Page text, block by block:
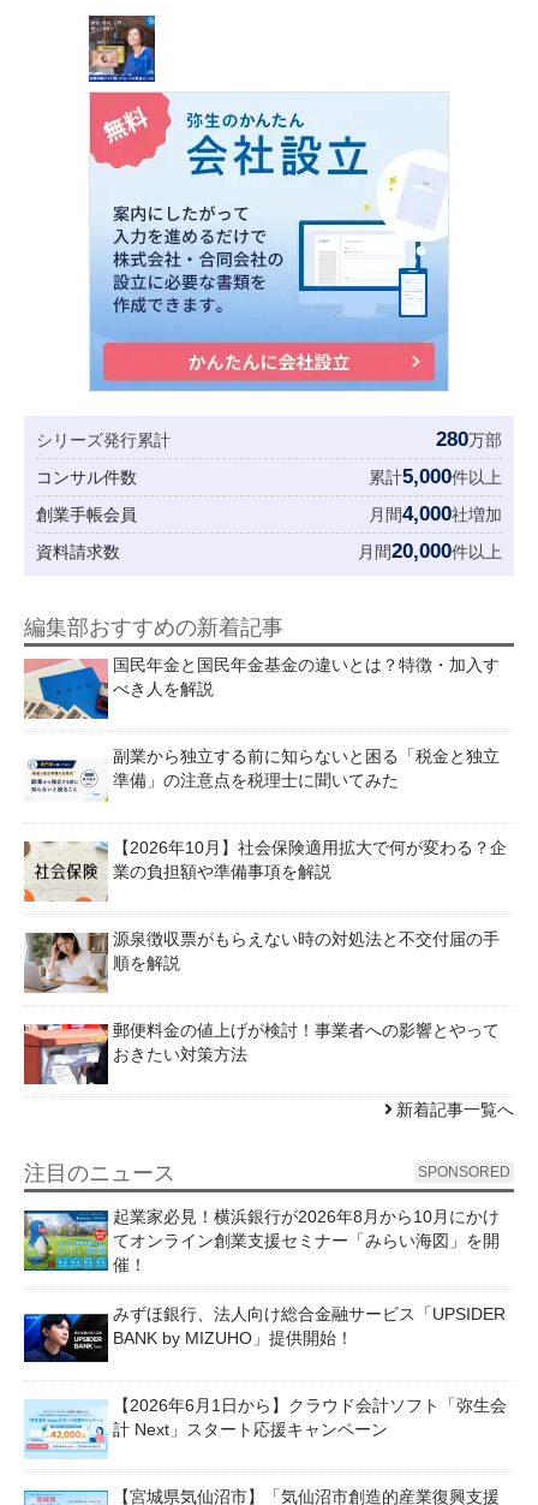
シリーズ発行累計 280万部
コンサル件数
累計5,000件以上
創業手帳会員
月間4,000社増加
資料請求数
月間20,000件以上
編集部おすすめの新着記事
国民年金と国民年金基金の違いとは？特徴・加入す
べき人を解説
副業から独立する前に知らないと困る「税金と独立
準備」の注意点を税理士に聞いてみた
【2026年10月】社会保険適用拡大で何が変わる？企
業の負担額や準備事項を解説
源泉徴収票がもらえない時の対処法と不交付届の手
順を解説
郵便料金の値上げが検討！事業者への影響とやって
おきたい対策方法
新着記事一覧へ
注目のニュース SPONSORED
起業家必見！横浜銀行が2026年8月から10月にかけ
てオンライン創業支援セミナー「みらい海図」を開
催！
みずほ銀行、法人向け総合金融サービス「UPSIDER
BANK by MIZUHO」提供開始！
【2026年6月1日から】クラウド会計ソフト「弥生会
計 Next」スタート応援キャンペーン
【宮城県気仙沼市】「気仙沼市創造的産業復興支援